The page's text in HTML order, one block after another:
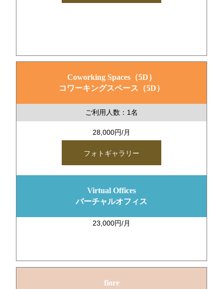
Coworking Spaces（5D）
コワーキングスペース（5D）
ご利用人数：1名
28,000円/月
フォトギャラリー
Virtual Offices
バーチャルオフィス
23,000円/月
fiore